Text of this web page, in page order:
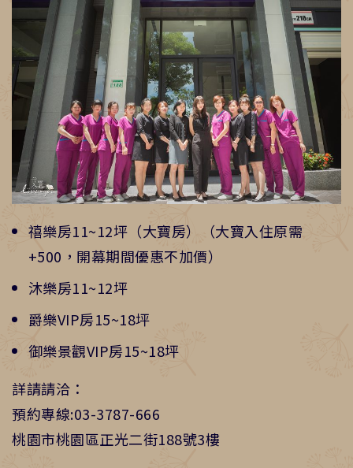
禧樂房11~12坪（大寶房）（大寶入住原需
+500，開幕期間優惠不加價）
沐樂房11~12坪
爵樂VIP房15~18坪
御樂景觀VIP房15~18坪
詳請請洽：
預約專線:03-3787-666
桃園市桃園區正光二街188號3樓